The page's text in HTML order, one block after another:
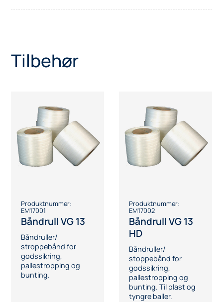
Tilbehør
Produktnummer:
EM17001
Båndrull VG 13
Båndruller/
stroppebånd for
godssikring,
pallestropping og
bunting.
Produktnummer:
EM17002
Båndrull VG 13
HD
Båndruller/
stoppebånd for
godssikring,
pallestropping og
bunting. Til plast og
tyngre baller.